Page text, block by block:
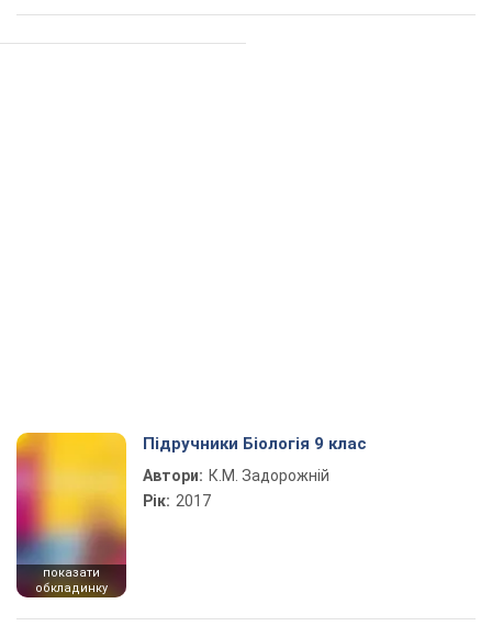
показати
обкладинку
Підручники Біологія 9 клас
Автори: К.М. Задорожній
Рік: 2017